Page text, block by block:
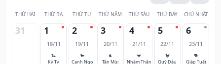
THỨ HAI THỨ BA THỨ TƯ THỨ NĂM THỨ SÁU THỨ BẢY CHỦ NHẬT
31 1
18/11
🐍
Kỷ Tỵ
2
19/11
🐎
Canh Ngọ
3
20/11
🐐
Tân Mùi
4
21/11
🐒
Nhâm Thân
5
22/11
🐓
Quý Dậu
6
23/11
🐕
Giáp Tuất